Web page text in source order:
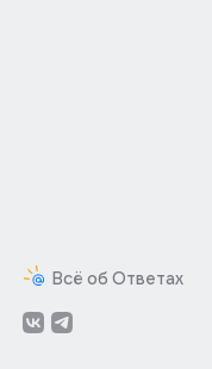
Всё об Ответах